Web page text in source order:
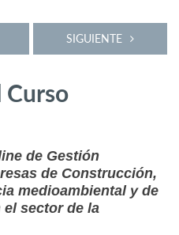
SIGUIENTE
Curso
de Gestión
de Construcción,
medioambiental y de
sector de la